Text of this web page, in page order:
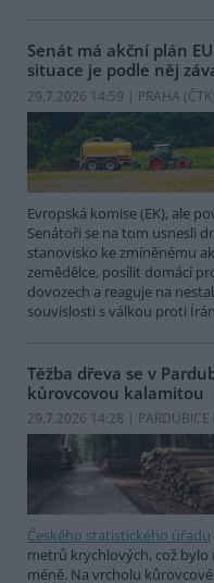
Senát má akční plán
situace je podle něj
29.7.2026 14:59 | PRAHA (ČTK)
Evropská komise (EK), ale
Senátoři se na tom usnesli
stanovisko ke zmíněnému
zemědělce, posílit domácí
dovozech a reaguje na
souvislosti s válkou proti
Těžba dřeva se v
kůrovcovou kalamitou
29.7.2026 14:28 | PARDUBICE
Českého statistického úřadu
metrů krychlových, což
méně. Na vrcholu